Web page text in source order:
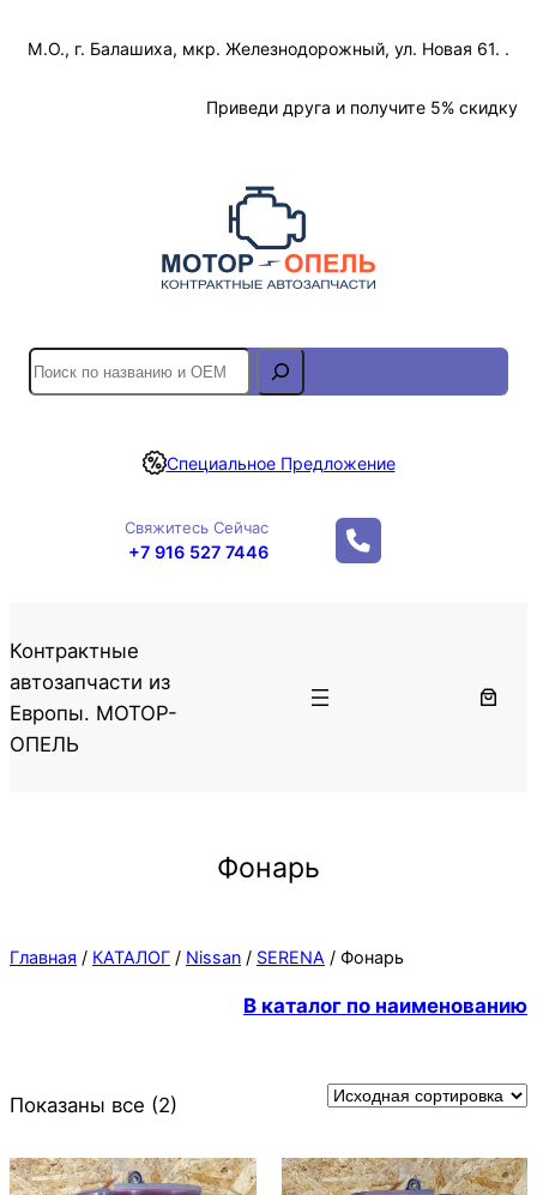
М.О., г. Балашиха, мкр. Железнодорожный, ул. Новая 61. .
Приведи друга и получите 5% скидку
S
e
r
Специальное Предложение
Свяжитесь Сейчас
+7 916 527 7446
Контрактные
автозапчасти из
Европы. МОТОР-
ОПЕЛЬ
Фонарь
Главная / КАТАЛОГ / Nissan / SERENA / Фонарь
В каталог по наименованию
Показаны все (2)